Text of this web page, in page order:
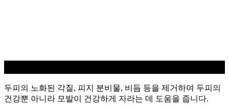
두피의 노화된 각질, 피지 분비물, 비듬 등을 제거하여 두피의
건강뿐 아니라 모발이 건강하게 자라는 데 도움을 줍니다.